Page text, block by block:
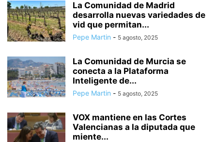
La Comunidad de Madrid
desarrolla nuevas variedades de
vid que permitan...
Pepe Martin - 5 agosto, 2025
La Comunidad de Murcia se
conecta a la Plataforma
Inteligente de...
Pepe Martin - 5 agosto, 2025
VOX mantiene en las Cortes
Valencianas a la diputada que
miente...